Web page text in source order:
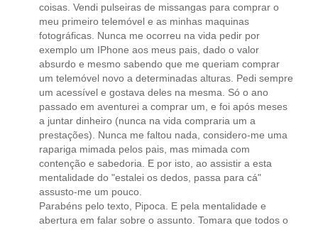
coisas. Vendi pulseiras de missangas para comprar o
meu primeiro telemóvel e as minhas maquinas
fotográficas. Nunca me ocorreu na vida pedir por
exemplo um IPhone aos meus pais, dado o valor
absurdo e mesmo sabendo que me queriam comprar
um telemóvel novo a determinadas alturas. Pedi sempre
um acessível e gostava deles na mesma. Só o ano
passado em aventurei a comprar um, e foi após meses
a juntar dinheiro (nunca na vida compraria um a
prestações). Nunca me faltou nada, considero-me uma
rapariga mimada pelos pais, mas mimada com
contenção e sabedoria. E por isto, ao assistir a esta
mentalidade do "estalei os dedos, passa para cá"
assusto-me um pouco.
Parabéns pelo texto, Pipoca. E pela mentalidade e
abertura em falar sobre o assunto. Tomara que todos o